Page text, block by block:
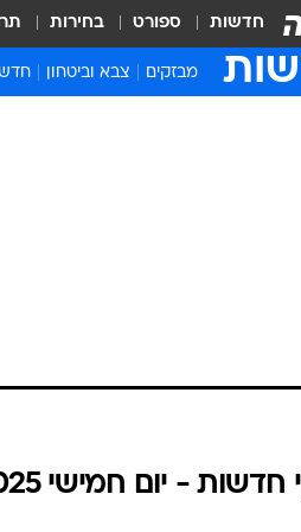
חדשות ספורט בחירות
מבזקים צבא וביטחון
- יום חמישי 17.04.2025 / י״ט ניסן התשפ"ה